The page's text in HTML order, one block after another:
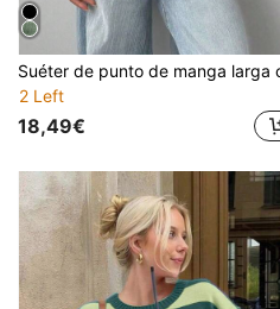
2 Left
18,49€